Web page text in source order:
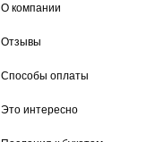
О компании
Отзывы
Способы оплаты
Это интересно